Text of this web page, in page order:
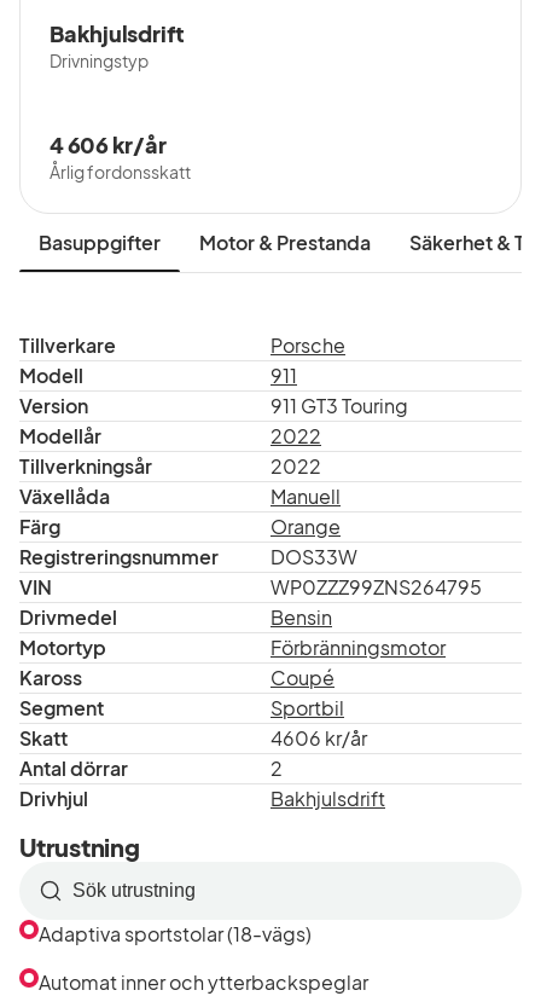
Drivningstyp
Bakhjulsdrift
Årlig fordonsskatt
4 606 kr/år
Basuppgifter Motor & Prestanda Säkerhet &
Tillverkare
Porsche
Modell
911
Version
911 GT3 Touring
Modellår
2022
Tillverkningsår
2022
Växellåda
Manuell
Färg
Orange
Registreringsnummer
DOS33W
VIN
WP0ZZZ99ZNS264795
Drivmedel
Bensin
Motortyp
Förbränningsmotor
Kaross
Coupé
Segment
Sportbil
Skatt
4606 kr/år
Antal dörrar
2
Drivhjul
Bakhjulsdrift
Utrustning
Sök
efter
utrustning
i
Adaptiva sportstolar (18-vägs)
Automat inner och ytterbackspeglar